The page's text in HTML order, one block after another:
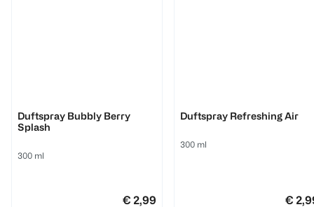
Duftspray Bubbly Berry
Splash
300 ml
€ 2,99
Duftspray Refreshing Air
300 ml
€